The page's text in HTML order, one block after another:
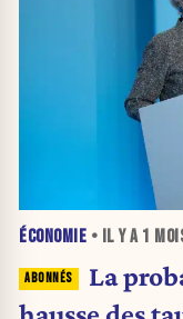
ÉCONOMIE • IL Y A 1
La